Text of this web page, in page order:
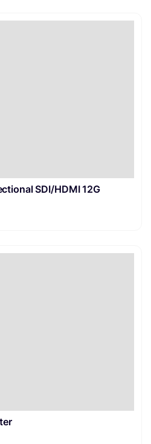
SDI/HDMI 12G